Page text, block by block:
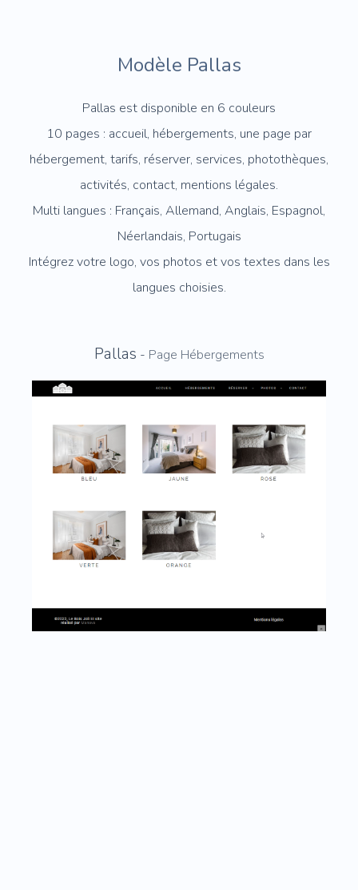
Modèle Pallas
Pallas est disponible en 6 couleurs
10 pages : accueil, hébergements, une page par
hébergement, tarifs, réserver, services, photothèques,
activités, contact, mentions légales.
Multi langues : Français, Allemand, Anglais, Espagnol,
Néerlandais, Portugais
Intégrez votre logo, vos photos et vos textes dans les
langues choisies.
Pallas - Page Hébergements